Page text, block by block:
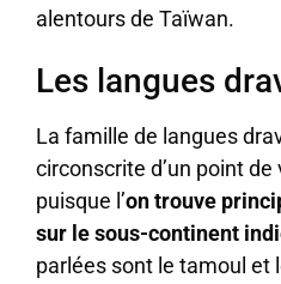
alentours de Taïwan.
Les langues
La famille de langues
circonscrite d’un point
puisque l’on trouve
sur le sous-continent
parlées sont le tamoul et